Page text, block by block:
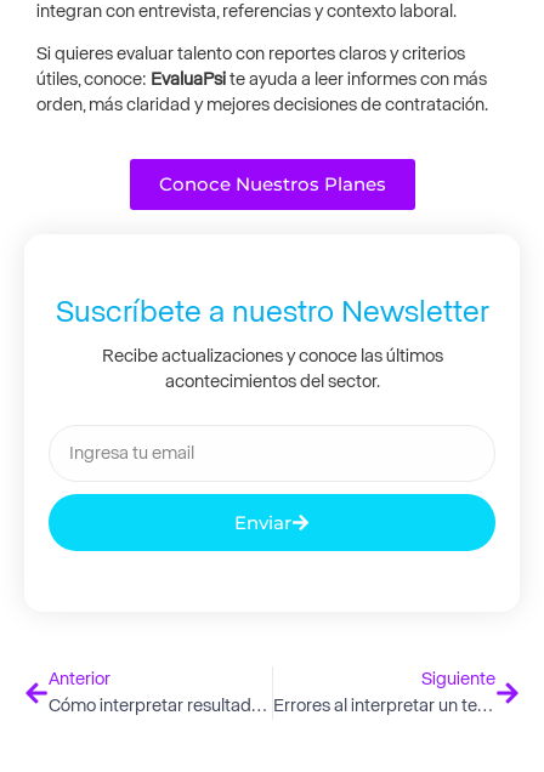
integran con entrevista, referencias y contexto laboral.
Si quieres evaluar talento con reportes claros y criterios
útiles, conoce: EvaluaPsi te ayuda a leer informes con más
orden, más claridad y mejores decisiones de contratación.
Conoce Nuestros Planes
Suscríbete a nuestro Newsletter
Recibe actualizaciones y conoce las últimos
acontecimientos del sector.
Enviar
Anterior
Cómo interpretar resultados de pruebas psicométricas
Siguiente
Errores al interpretar un test psicométrico